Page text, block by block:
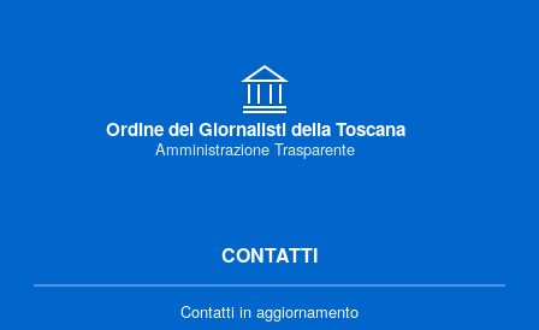
Ordine dei Giornalisti della Toscana
Amministrazione Trasparente
CONTATTI
Contatti in aggiornamento